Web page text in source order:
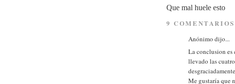
Que mal huele esto
9
Anónimo dijo...
La conclusion es
llevado las
Me gustaría que